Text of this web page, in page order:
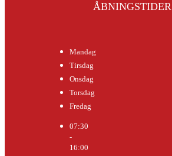
ÅBNINGSTIDER
Mandag
Tirsdag
Onsdag
Torsdag
Fredag
07:30
-
16:00